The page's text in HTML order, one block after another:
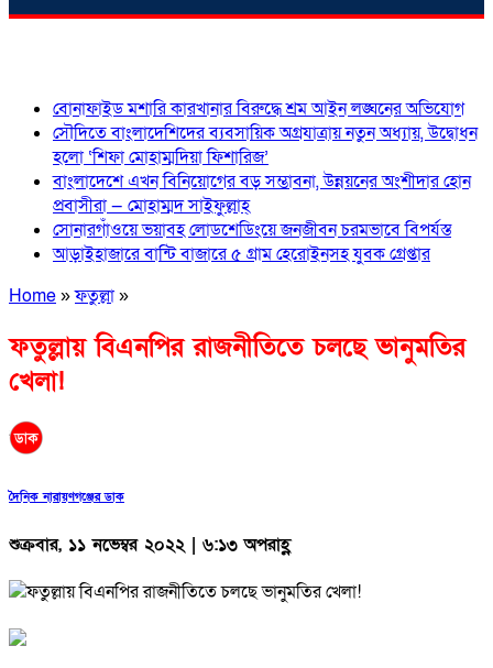
বোনাফাইড মশারি কারখানার বিরুদ্ধে শ্রম আইন লঙ্ঘনের অভিযোগ
সৌদিতে বাংলাদেশিদের ব্যবসায়িক অগ্রযাত্রায় নতুন অধ্যায়, উদ্বোধন
হলো ‘শিফা মোহাম্মদিয়া ফিশারিজ’
বাংলাদেশে এখন বিনিয়োগের বড় সম্ভাবনা, উন্নয়নের অংশীদার হোন
প্রবাসীরা — মোহাম্মদ সাইফুল্লাহ্
সোনারগাঁওয়ে ভয়াবহ লোডশেডিংয়ে জনজীবন চরমভাবে বিপর্যস্ত
আড়াইহাজারে বান্টি বাজারে ৫ গ্রাম হেরোইনসহ যুবক গ্রেপ্তার
Home»ফতুল্লা»
ফতুল্লায় বিএনপির রাজনীতিতে চলছে ভানুমতির
খেলা!
দৈনিক নারায়ণগঞ্জের ডাক
শুক্রবার, ১১ নভেম্বর ২০২২ | ৬:১৩ অপরাহ্ণ